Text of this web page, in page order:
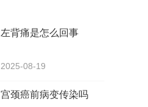
左背痛是怎么回事
2025-08-19
宫颈癌前病变传染吗